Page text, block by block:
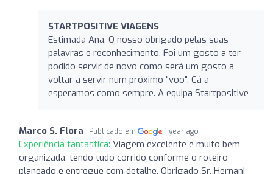
STARTPOSITIVE VIAGENS
Estimada Ana, O nosso obrigado pelas suas
palavras e reconhecimento. Foi um gosto a ter
podido servir de novo como será um gosto a
voltar a servir num próximo "voo". Cá a
esperamos como sempre. A equipa Startpositive
Marco S. Flora Publicado em 1 year ago
Experiência fantástica: Viagem excelente e muito bem
organizada, tendo tudo corrido conforme o roteiro
planeado e entregue com detalhe. Obrigado Sr. Hernani